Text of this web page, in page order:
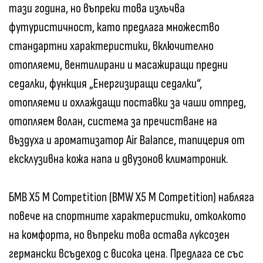
тази година, но въпреки това излъчва
футуристичност, като предлага множество
стандартни характеристики, включително
отопляеми, вентилирани и масажиращи предни
седалки, функция „Енергизиращи седалки“,
отопляеми и охлаждащи поставки за чаши отпред,
отопляем волан, система за пречистване на
въздуха и ароматизатор Air Balance, тапицерия от
ексклузивна кожа напа и двузонов климатроник.
БМВ X5 M Competition (BMW X5 M Competition) набляга
повече на спортните характеристики, отколкото
на комфорта, но въпреки това остава луксозен
германски всъдеход с висока цена. Предлага се със